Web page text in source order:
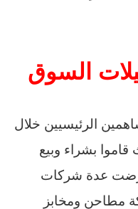
السوق
الرئيسيين خلال
بشراء وبيع
عدة شركات
مطاحن ومخابز